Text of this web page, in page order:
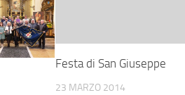
Festa di San Giuseppe
23 MARZO 2014